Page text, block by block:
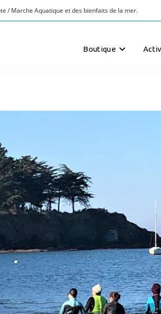
/ Marche Aquatique et des bienfaits de la mer.
Boutique